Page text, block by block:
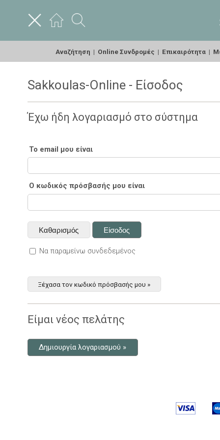
Αναζήτηση | Online Συνδρομές | Επικαιρότητα |
Sakkoulas-Online - Είσοδος
Έχω ήδη λογαριασμό στο σύστημα
Το email μου είναι
Ο κωδικός πρόσβασής μου είναι
Να παραμείνω συνδεδεμένος
Ξέχασα τον κωδικό πρόσβασής μου »
Είμαι νέος πελάτης
Δημιουργία λογαριασμού »